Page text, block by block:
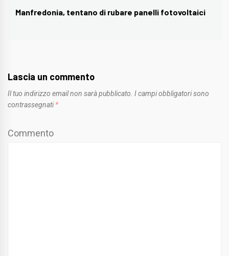
Next
Manfredonia, tentano di rubare panelli fotovoltaici
Lascia un commento
Il tuo indirizzo email non sarà pubblicato. I campi obbligatori sono
contrassegnati *
Commento